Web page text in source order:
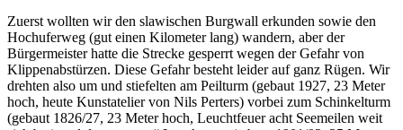
Zuerst wollten wir den slawischen Burgwall erkunden sowie den
Hochuferweg (gut einen Kilometer lang) wandern, aber der
Bürgermeister hatte die Strecke gesperrt wegen der Gefahr von
Klippenabstürzen. Diese Gefahr besteht leider auf ganz Rügen. Wir
drehten also um und stiefelten am Peilturm (gebaut 1927, 23 Meter
hoch, heute Kunstatelier von Nils Perters) vorbei zum Schinkelturm
(gebaut 1826/27, 23 Meter hoch, Leuchtfeuer acht Seemeilen weit